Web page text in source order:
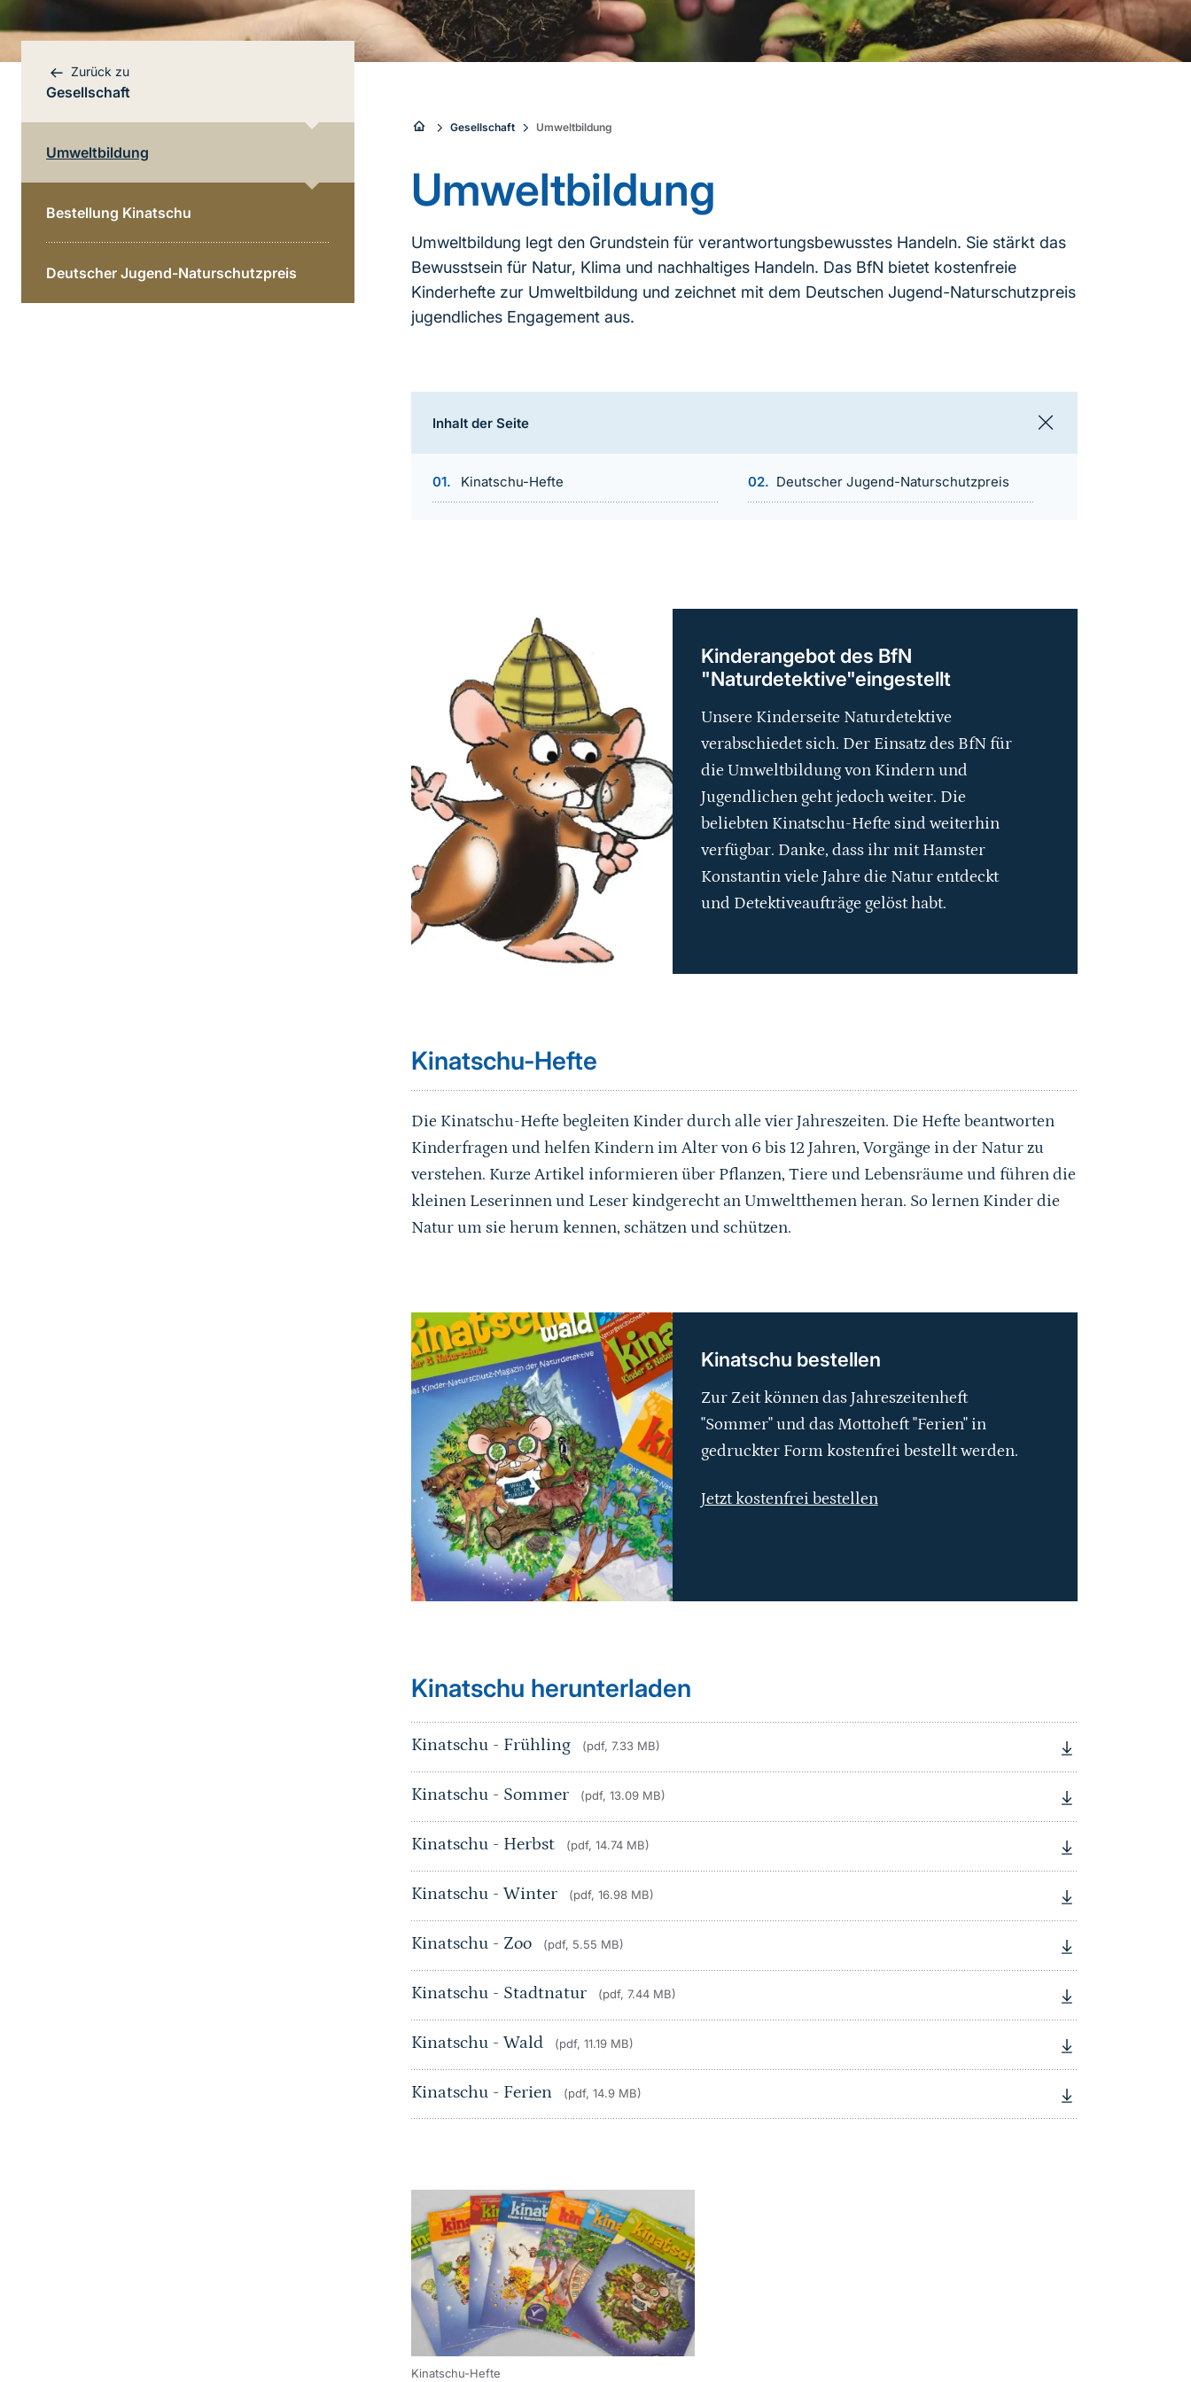
Bereichsnavigation
Zurück zu
Gesellschaft
Umweltbildung
Bestellung Kinatschu
Deutscher Jugend-Naturschutzpreis
Sie
sind
hier:
Gesellschaft Umweltbildung
Umweltbildung
Umweltbildung legt den Grundstein für verantwortungsbewusstes Handeln. Sie stärkt das
Bewusstsein für Natur, Klima und nachhaltiges Handeln. Das BfN bietet kostenfreie
Kinderhefte zur Umweltbildung und zeichnet mit dem Deutschen Jugend-Naturschutzpreis
jugendliches Engagement aus.
Inhalt der Seite
Kinatschu-Hefte Deutscher Jugend-Naturschutzpreis
weiterführender
Kinderangebot des BfN
"Naturdetektive"eingestellt
Unsere Kinderseite Naturdetektive
verabschiedet sich. Der Einsatz des BfN für
die Umweltbildung von Kindern und
Jugendlichen geht jedoch weiter. Die
beliebten Kinatschu-Hefte sind weiterhin
verfügbar. Danke, dass ihr mit Hamster
Konstantin viele Jahre die Natur entdeckt
und Detektiveaufträge gelöst habt.
Kinatschu-Hefte
Die Kinatschu-Hefte begleiten Kinder durch alle vier Jahreszeiten. Die Hefte beantworten
Kinderfragen und helfen Kindern im Alter von 6 bis 12 Jahren, Vorgänge in der Natur zu
verstehen. Kurze Artikel informieren über Pflanzen, Tiere und Lebensräume und führen die
kleinen Leserinnen und Leser kindgerecht an Umweltthemen heran. So lernen Kinder die
Natur um sie herum kennen, schätzen und schützen.
weiterführender
Inhalt
Kinatschu bestellen
Zur Zeit können das Jahreszeitenheft
"Sommer" und das Mottoheft "Ferien" in
gedruckter Form kostenfrei bestellt werden.
Jetzt kostenfrei bestellen
Kinatschu herunterladen
Kinatschu - Frühling (pdf, 7.33 MB)
Kinatschu - Sommer (pdf, 13.09 MB)
Kinatschu - Herbst (pdf, 14.74 MB)
Kinatschu - Winter (pdf, 16.98 MB)
Kinatschu - Zoo (pdf, 5.55 MB)
Kinatschu - Stadtnatur (pdf, 7.44 MB)
Kinatschu - Wald (pdf, 11.19 MB)
Kinatschu - Ferien (pdf, 14.9 MB)
Kinatschu-Hefte